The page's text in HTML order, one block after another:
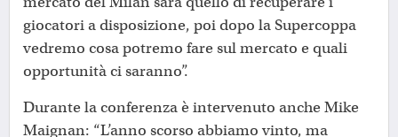
giocatori a disposizione, poi dopo la Supercoppa
vedremo cosa potremo fare sul mercato e quali
opportunità ci saranno”.
Durante la conferenza è intervenuto anche Mike
Maignan: “L’anno scorso abbiamo vinto, ma